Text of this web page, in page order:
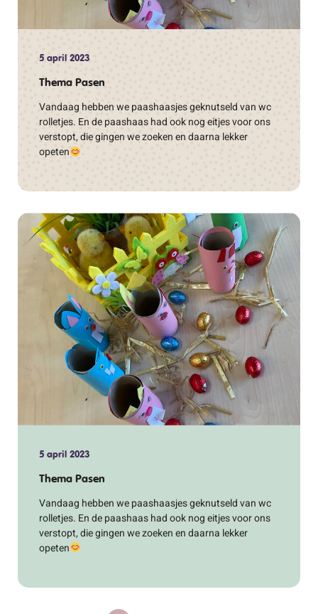
5 april 2023
Thema Pasen
Vandaag hebben we paashaasjes geknutseld van wc
rolletjes. En de paashaas had ook nog eitjes voor ons
verstopt, die gingen we zoeken en daarna lekker
opeten
5 april 2023
Thema Pasen
Vandaag hebben we paashaasjes geknutseld van wc
rolletjes. En de paashaas had ook nog eitjes voor ons
verstopt, die gingen we zoeken en daarna lekker
opeten